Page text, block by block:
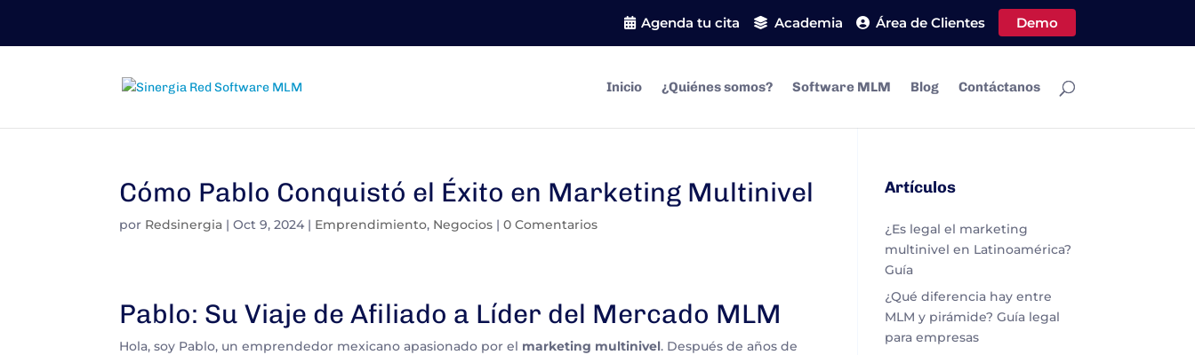
Agenda tu cita Academia Área de Clientes Demo
Inicio ¿Quiénes somos? Software MLM Blog Contáctanos
Cómo Pablo Conquistó el Éxito en Marketing Multinivel
por Redsinergia |Oct 9, 2024 | Emprendimiento, Negocios |0 Comentarios
Pablo: Su Viaje de Afiliado a Líder del Mercado MLM
Hola, soy Pablo, un emprendedor mexicano apasionado por el marketing multinivel. Después de años de
Artículos
¿Es legal el marketing
multinivel en Latinoamérica?
Guía
¿Qué diferencia hay entre
MLM y pirámide? Guía legal
para empresas